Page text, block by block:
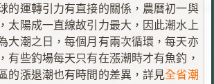
的運轉引力有直接的關係，農曆初一與
太陽成一直線故引力最大，因此潮水上
大潮之日，每個月有兩次循環，每天亦
有些釣場每天只有在漲潮時才有魚釣，
的漲退潮也有時間的差異，詳見全省潮